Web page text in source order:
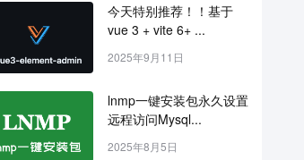
今天特别推荐！！基于
vue 3 + vite 6+ ...
2025年9月11日
lnmp一键安装包永久设置
远程访问Mysql...
2025年8月5日